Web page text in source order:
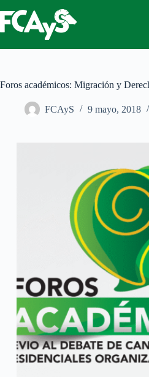
al
contenido
Foros académicos: Migración y
FCAyS 9 mayo, 2018